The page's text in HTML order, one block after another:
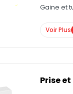
Gaine et
Voir Plus
Prise